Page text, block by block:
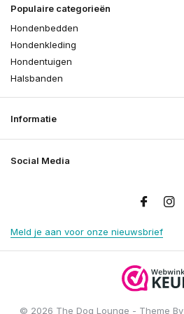
Populaire categorieën
Hondenbedden
Hondenkleding
Hondentuigen
Halsbanden
Informatie
Social Media
Meld je aan voor onze nieuwsbrief
© 2026 The Dog Lounge - Theme By